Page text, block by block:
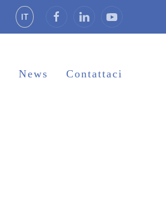
IT
News Contattaci